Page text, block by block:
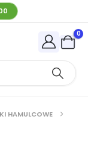
0
HAMULCOWE